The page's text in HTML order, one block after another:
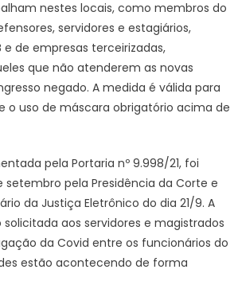
nestes locais, como membros do
servidores e estagiários,
e de empresas terceirizadas,
que não atenderem as novas
negado. A medida é válida para
o uso de máscara obrigatório acima de
pela Portaria nº 9.998/21, foi
setembro pela Presidência da Corte e
da Justiça Eletrônico do dia 21/9. A
aos servidores e magistrados
da Covid entre os funcionários do
estão acontecendo de forma